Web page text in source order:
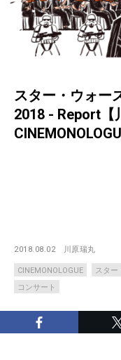
スター・ウォー
2018 - Report【
2018.08.02 川原瑞丸
CINEMONOLOGUE スター
コンサート